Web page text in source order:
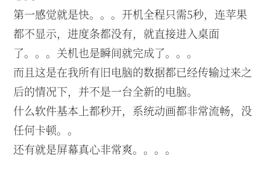
第一感觉就是快。。。开机全程只需5秒，连苹果
都不显示，进度条都没有，就直接进入桌面
了。。。关机也是瞬间就完成了。。。
而且这是在我所有旧电脑的数据都已经传输过来之
后的情况下，并不是一台全新的电脑。
什么软件基本上都秒开，系统动画都非常流畅，没
任何卡顿。。
还有就是屏幕真心非常爽。。。。